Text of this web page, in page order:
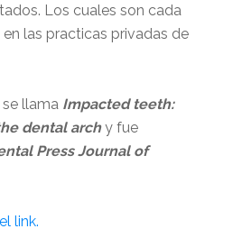
Los cuales son cada
las practicas privadas de
llama Impacted teeth:
dental archy fue
Press Journal of
link.